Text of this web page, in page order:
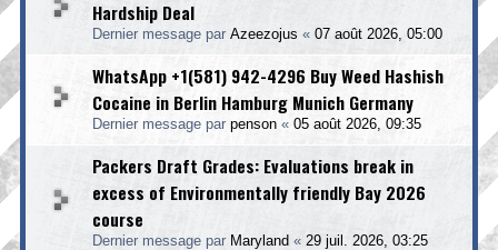
Hardship Deal
Dernier message par Azeezojus « 07 août 2026, 05:00
WhatsApp +1(581) 942-4296 Buy Weed Hashish
Cocaine in Berlin Hamburg Munich Germany
Dernier message par penson « 05 août 2026, 09:35
Packers Draft Grades: Evaluations break in
excess of Environmentally friendly Bay 2026
course
Dernier message par Maryland « 29 juil. 2026, 03:25